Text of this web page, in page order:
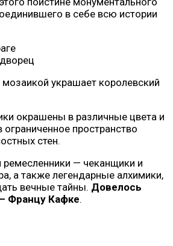
в себе всю истории
мозаикой украшает королевский
окрашены в различные цвета и
пространство
стен.
— чеканщики и
а также легендарные алхимики,
вечные тайны. Довелось
Францу Кафке.